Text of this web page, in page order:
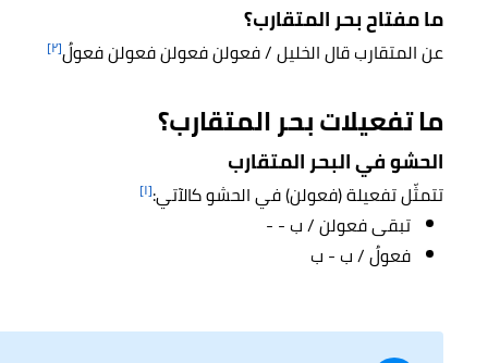
ما مفتاح بحر المتقارب؟
عن المتقارب قال الخليل / فعولن فعولن فعولن فعولُ[٢]
ما تفعيلات بحر المتقارب؟
الحشو في البحر المتقارب
تتمثّل تفعيلة (فعولن) في الحشو كالآتي:[١]
تبقى فعولن / ب - -
فعولُ / ب - ب